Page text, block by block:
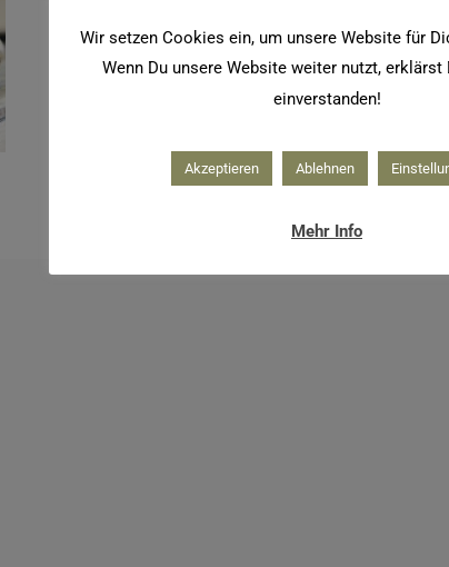
Wir setzen Cookies ein, um unsere Website für
Wenn Du unsere Website weiter nutzt, erklärst
einverstanden!
Akzeptieren Ablehnen
Mehr Info